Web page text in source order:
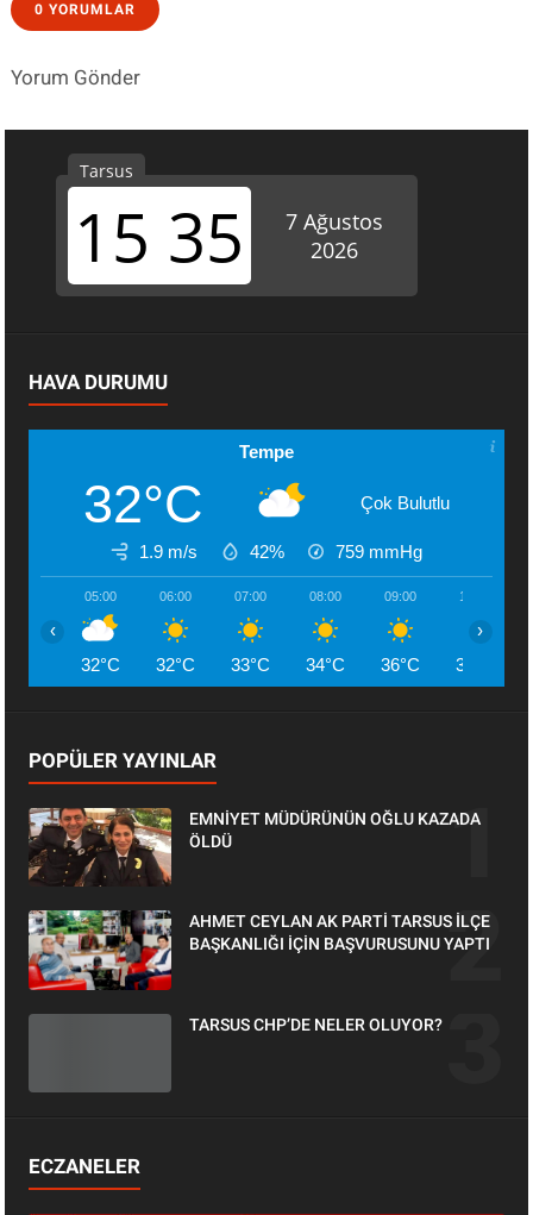
0 YORUMLAR
Yorum Gönder
HAVA DURUMU
Tempe
32°C Çok Bulutlu
1.9 m/s 42% 759 mmHg
05:00
32°C
06:00
32°C
07:00
33°C
08:00
34°C
09:00
36°C
10:00
38°C
‹ ›
POPÜLER YAYINLAR
EMNİYET MÜDÜRÜNÜN OĞLU KAZADA
ÖLDÜ
AHMET CEYLAN AK PARTİ TARSUS İLÇE
BAŞKANLIĞI İÇİN BAŞVURUSUNU YAPTI
TARSUS CHP’DE NELER OLUYOR?
ECZANELER